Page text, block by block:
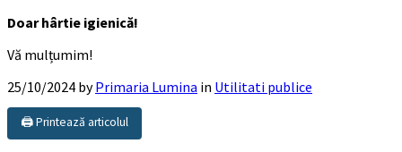
Doar hârtie igienică!
Vă mulțumim!
25/10/2024 byPrimaria Lumina in Utilitati publice
🖨️ Printează articolul